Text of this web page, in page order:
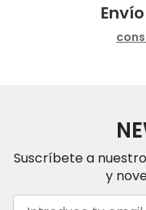
Suscríbete a
y